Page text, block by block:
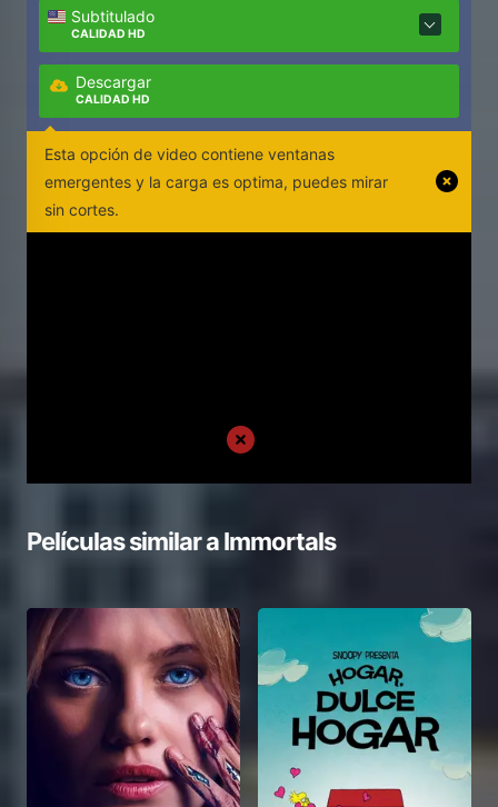
Subtitulado
CALIDAD HD
Descargar
CALIDAD HD
Esta opción de video contiene ventanas
emergentes y la carga es optima, puedes mirar
sin cortes.
Películas similar aImmortals